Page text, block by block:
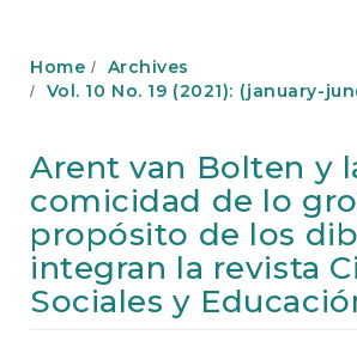
n
n
C
n
t
e
n
Home
Archives
Vol. 10 No. 19 (2021): (january-
Arent van Bolten y
comicidad de lo
propósito de los
integran la revista
Sociales y